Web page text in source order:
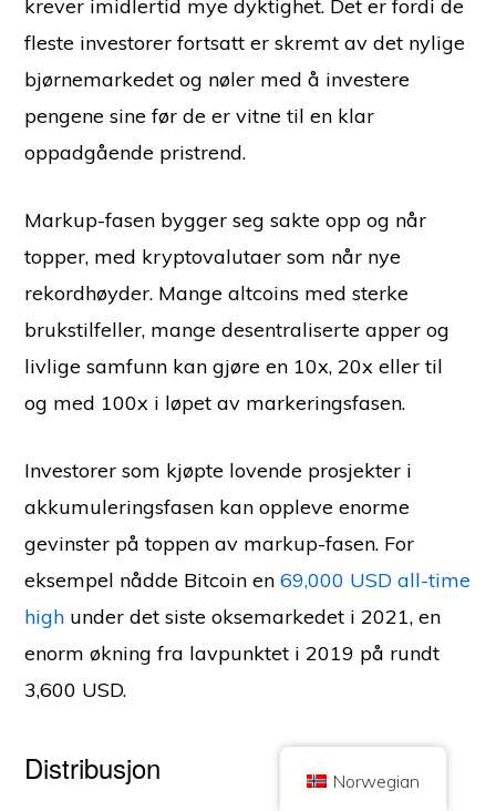
krever imidlertid mye dyktighet. Det er fordi de
fleste investorer fortsatt er skremt av det nylige
bjørnemarkedet og nøler med å investere
pengene sine før de er vitne til en klar
oppadgående pristrend.
Markup-fasen bygger seg sakte opp og når
topper, med kryptovalutaer som når nye
rekordhøyder. Mange altcoins med sterke
brukstilfeller, mange desentraliserte apper og
livlige samfunn kan gjøre en 10x, 20x eller til
og med 100x i løpet av markeringsfasen.
Investorer som kjøpte lovende prosjekter i
akkumuleringsfasen kan oppleve enorme
gevinster på toppen av markup-fasen. For
eksempel nådde Bitcoin en69,000 USD all-time
high under det siste oksemarkedet i 2021, en
enorm økning fra lavpunktet i 2019 på rundt
3,600 USD.
Distribusjon
Kickoff
Bedriftsnummer 10490224
Adresse: 2nd Floor 167-169 Great Portland Street, London,
Storbritannia, W1W 5PF.
Innholdet er for informasjonsformål og er ikke investeringsrådgivning.
Tidligere resultater er ikke en indikasjon på fremtidige resultater. Investering
i kryptovaluta er forbundet med risiko.
underlagt beskyttelse under UK Financial Services Compensation Scheme
eller innenfor jurisdiksjonen til UK Financial Ombudsman Service.
verdi, eller miste deler av eller hele verdien. Kapitalgevinstskatt kan gjelde
RETNINGSLINJER FOR PERSONVERN KONTAKT OSS
Norwegian